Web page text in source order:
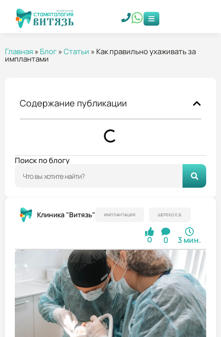
Главная» Блог»Статьи » Как правильно ухаживать за
имплантами
Содержание публикации
Поиск по блогу
Клиника "Витязь" ИМПЛАНТАЦИЯ ШЕРЕКО Е.В.
0 0 3 мин.